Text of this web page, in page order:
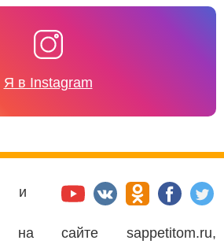
Я в Instagram
и
на сайте sappetitom.ru,